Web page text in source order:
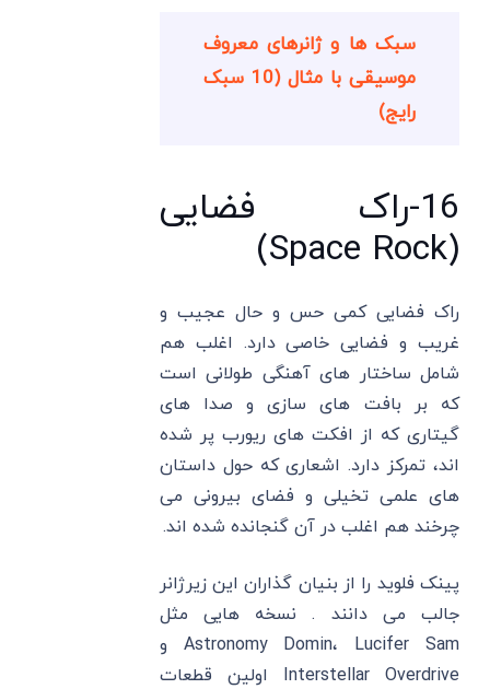
سبک ها و ژانرهای معروف
موسیقی با مثال (10 سبک
رایج)
16-راک فضایی
(Space Rock)
راک فضایی کمی حس و حال عجیب و
غریب و فضایی خاصی دارد. اغلب هم
شامل ساختار های آهنگی طولانی است
که بر بافت های سازی و صدا های
گیتاری که از افکت های ریورب پر شده
اند، تمرکز دارد. اشعاری که حول داستان
های علمی تخیلی و فضای بیرونی می
چرخند هم اغلب در آن گنجانده شده اند.
پینک فلوید را از بنیان گذاران این زیرژانر
جالب می دانند . نسخه ‌هایی مثل
Astronomy Domin، Lucifer Sam و
Interstellar Overdrive اولین قطعات